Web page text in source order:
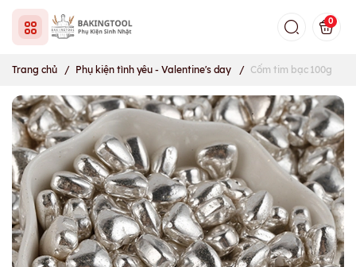
0
Trang chủ / Phụ kiện tình yêu - Valentine's day / Cốm tim bạc 100g